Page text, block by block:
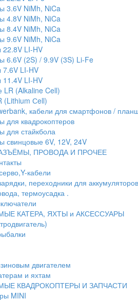
3.6V NiMh, NiCa
4.8V NiMh, NiCa
8.4V NiMh, NiCa
9.6V NiMh, NiCa
22.8V LI-HV
6.6V (2S) / 9.9V (3S) Li-Fe
7.6V LI-HV
11.4V LI-HV
LR (Alkaline Cell)
(Lithium Сell)
кабели для смартфонов /
для квадрокоптеров
для стайкбола
свинцовые 6V, 12V, 24V
ПРОВОДА И ПРОЧЕЕ
кабели
переходники для аккумуляторов
термоусадка .
КАТЕРА, ЯХТЫ и АКСЕССУАРЫ
двигателем
и яхтам
КВАДРОКОПТЕРЫ И ЗАПЧАСТИ
MINI